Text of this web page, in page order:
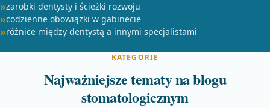
zarobki dentysty i ścieżki rozwoju
codzienne obowiązki w gabinecie
różnice między dentystą a innymi specjalistami
KATEGORIE
Najważniejsze tematy na blogu
stomatologicznym